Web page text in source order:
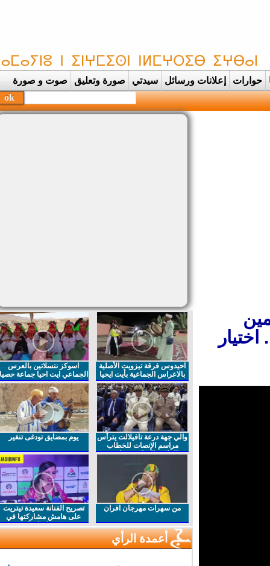
حوارات إعلانات ورسائل سيدتي صورة وتعليق صوت و صورة
احيدوس فرقة تيزويت الأصلية
بالاعراس الجماعية بأيت ايحيا
اسوكز نتسلاتين بالعرس
الجماعي ايت احيا جماعة حصيا
والي جهة درعة تافيلالت يترأس
مراسم الإنصات للخطاب
الملكي السامي بمناسبة
يوم بمضايق تودغى تنغير
من سهرات مهرجان افران
تصريح الفنانة سعيدة تيتريت
على هامش مشاركتها في
مهرجان افران
أعمدة الرأي